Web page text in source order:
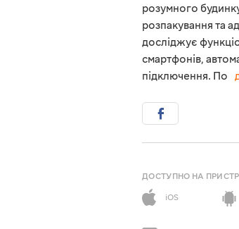
розумного
розпакування та
досліджує
смартфонів,
підключення. По
ДОСТУПНО НА
iOS